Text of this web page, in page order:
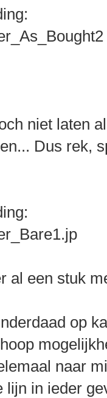
niet laten
Dus rek,
al een stuk
op
naar
lijn in ieder